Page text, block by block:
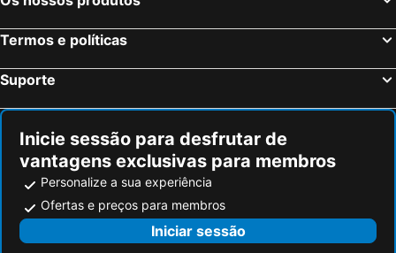
Termos e políticas
Suporte
Inicie sessão para desfrutar de
vantagens exclusivas para membros
Personalize a sua experiência
Ofertas e preços para membros
Iniciar sessão